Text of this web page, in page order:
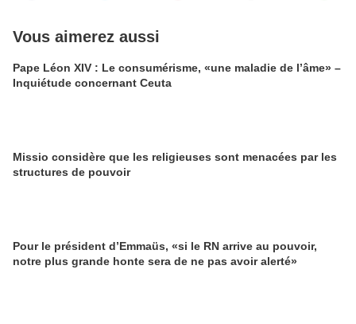
Vous aimerez aussi
Pape Léon XIV : Le consumérisme, «une maladie de l’âme» –
Inquiétude concernant Ceuta
Missio considère que les religieuses sont menacées par les
structures de pouvoir
Pour le président d’Emmaüs, «si le RN arrive au pouvoir,
notre plus grande honte sera de ne pas avoir alerté»